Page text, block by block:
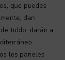
que puedes
dan
toldo, darán a
los paneles